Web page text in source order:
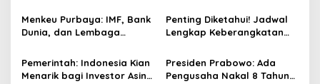
i
g
t
Warakas Jakut
Menkeu Purbaya: IMF, Bank
Dunia, dan Lembaga
Kebijakan Fiskal Indonesia
Penting Diketahui! Jadwal
Lengkap Keberangkatan
Pemerintah: Indonesia Kian
Menarik bagi Investor Asing
Presiden Prabowo: Ada
Pengusaha Nakal 8 Tahun